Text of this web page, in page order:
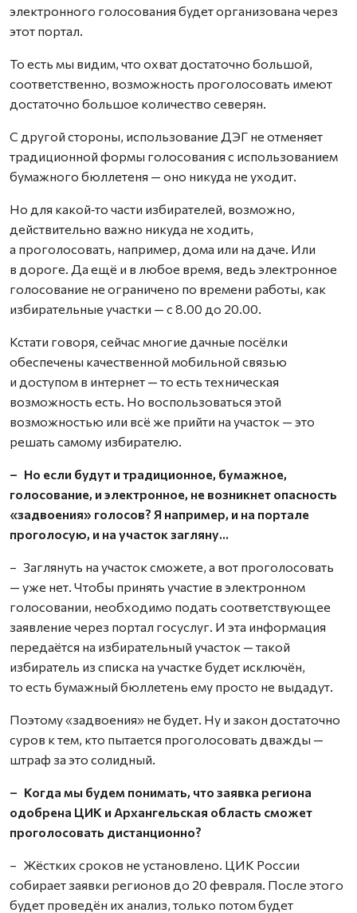
электронного голосования будет организована через
этот портал.
То есть мы видим, что охват достаточно большой,
соответственно, возможность проголосовать имеют
достаточно большое количество северян.
С другой стороны, использование ДЭГ не отменяет
традиционной формы голосования с использованием
бумажного бюллетеня — оно никуда не уходит.
Но для какой‑то части избирателей, возможно,
действительно важно никуда не ходить,
а проголосовать, например, дома или на даче. Или
в дороге. Да ещё и в любое время, ведь электронное
голосование не ограничено по времени работы, как
избирательные участки — с 8.00 до 20.00.
Кстати говоря, сейчас многие дачные посёлки
обеспечены качественной мобильной связью
и доступом в интернет — то есть техническая
возможность есть. Но воспользоваться этой
возможностью или всё же прийти на участок — это
решать самому избирателю.
– Но если будут и традиционное, бумажное,
голосование, и электронное, не возникнет опасность
«задвоения» голосов? Я например, и на портале
проголосую, и на участок загляну…
– Заглянуть на участок сможете, а вот проголосовать
— уже нет. Чтобы принять участие в электронном
голосовании, необходимо подать соответствующее
заявление через портал госуслуг. И эта информация
передаётся на избирательный участок — такой
избиратель из списка на участке будет исключён,
то есть бумажный бюллетень ему просто не выдадут.
Поэтому «задвоения» не будет. Ну и закон достаточно
суров к тем, кто пытается проголосовать дважды —
штраф за это солидный.
– Когда мы будем понимать, что заявка региона
одобрена ЦИК и Архангельская область сможет
проголосовать дистанционно?
– Жёстких сроков не установлено. ЦИК России
собирает заявки регионов до 20 февраля. После этого
будет проведён их анализ, только потом будет